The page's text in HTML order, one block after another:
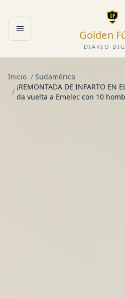
Abrir menú Golden
DIARIO
Inicio / Sudamérica
/
¡REMONTADA DE INFARTO EN
da vuelta a Emelec con 10